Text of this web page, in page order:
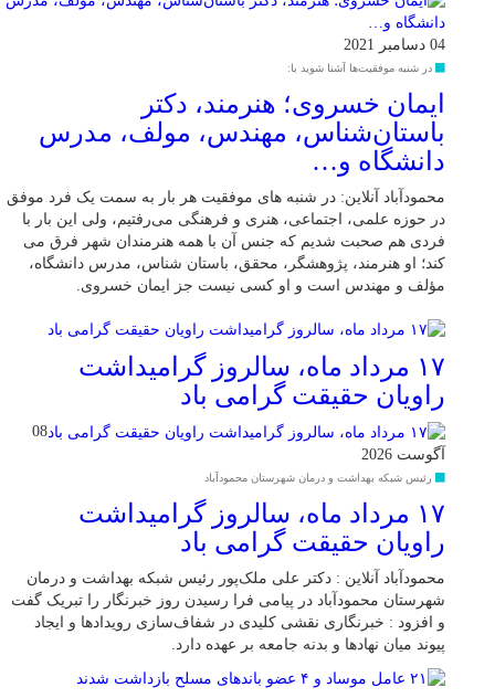
04 دسامبر 2021
در شنبه موفقیت‌ها آشنا شوید با:
ایمان خسروی؛ هنرمند، دکتر
باستان‌شناس، مهندس، مولف، مدرس
دانشگاه و…
محمودآباد آنلاین: در شنبه های موفقیت هر بار به سمت یک فرد موفق
در حوزه علمی، اجتماعی، هنری و فرهنگی می‌رفتیم، ولی این بار با
فردی هم صحبت شدیم که جنس آن با همه هنرمندان شهر فرق می
کند؛ او هنرمند، پژوهشگر، محقق، باستان شناس، مدرس دانشگاه،
مؤلف و مهندس است و او کسی نیست جز ایمان خسروی.
۱۷ مرداد ماه، سالروز گرامیداشت
راویان حقیقت گرامی باد
08
آگوست 2026
رئیس شبکه بهداشت و درمان شهرستان محمودآباد
۱۷ مرداد ماه، سالروز گرامیداشت
راویان حقیقت گرامی باد
محمودآباد آنلاین : دکتر علی ملک‌پور رئیس شبکه بهداشت و درمان
شهرستان محمودآباد در پیامی فرا رسیدن روز خبرنگار را تبریک گفت
و افزود : خبرنگاری نقشی کلیدی در شفاف‌سازی رویدادها و ایجاد
پیوند میان نهادها و بدنه جامعه بر عهده دارد.